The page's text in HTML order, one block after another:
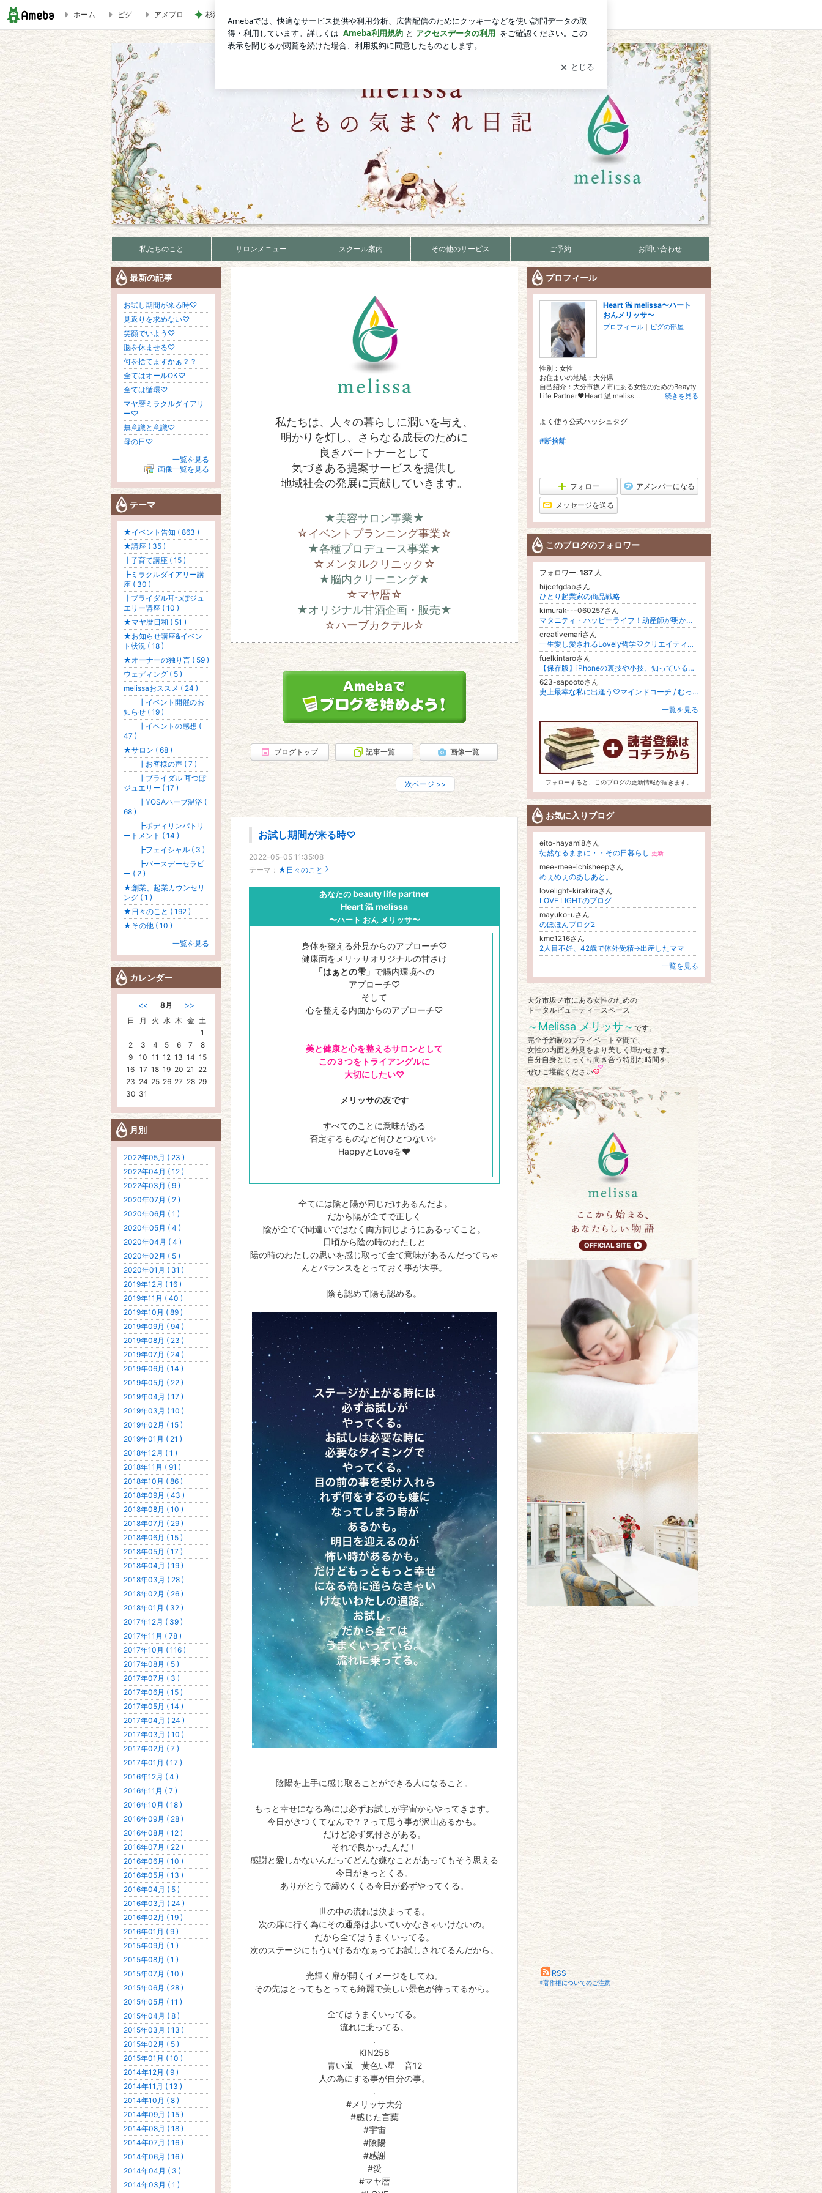
メリッサともの気まぐれ日記♡
ホーム ピグ アメブロ 杉浦太陽 ハイハイと歩き始めた次女 ログイン
私たちは、人々の暮らしに潤いを与え、
明かりを灯し、さらなる成長のために
良きパートナーとして
気づきある提案サービスを提供し
地域社会の発展に貢献していきます。
★美容サロン事業★
☆イベントプランニング事業☆
★各種プロデュース事業★
☆メンタルクリニック☆
★脳内クリーニング★
☆マヤ暦☆
★オリジナル甘酒企画・販売★
☆ハーブカクテル☆
ブログトップ 記事一覧 画像一覧
次ページ >>
お試し期間が来る時♡
2022-05-05 11:35:08
テーマ： ★日々のこと
あなたのbeauty life partner
Heart 温 melissa
〜ハート おん メリッサ〜
身体を整える外見からのアプローチ♡
健康面をメリッサオリジナルの甘さけ
「はぁとの雫」 で腸内環境への
アプローチ♡
そして
心を整える内面からのアプローチ♡
美と健康と心を整えるサロンとして
この３つをトライアングルに
大切にしたい♡
メリッサの友です
すべてのことに意味がある
否定するものなど何ひとつない✨
HappyとLoveを❤️
全てには陰と陽が同じだけあるんだよ。
だから陽が全てで正しく
陰が全てで間違いではなく両方同じようにあるってこと。
日頃から陰の時のわたしと
陽の時のわたしの思いを感じ取って全て意味があるんだってちゃ
んとバランスをとっておく事が大事。
陰も認めて陽も認める。
陰陽を上手に感じ取ることができる人になること。
もっと幸せになる為には必ずお試しが宇宙からやってきます。
今日がきつくてなんで？？って思う事が沢山あるかも。
だけど必ず気付きがある。
それで良かったんだ！
感謝と愛しかないんだってどんな嫌なことがあってもそう思える
今日がきっとくる。
ありがとうで締めくくる今日が必ずやってくる。
世の中の流れは決まってる。
次の扉に行く為にその通路は歩いていかなきゃいけないの。
だから全てはうまくいってる。
次のステージにもういけるかなぁってお試しされてるんだから。
光輝く扉が開くイメージをしてね。
その先はとってもとっても綺麗で美しい景色が待ってるから。
全てはうまくいってる。
流れに乗ってる。
.
KIN258
青い嵐 黄色い星 音12
人の為にする事が自分の事。
.
#メリッサ大分
#感じた言葉
#宇宙
#陰陽
#感謝
#愛
#マヤ暦
プロフィール
Heart 温 melissa〜ハート
おんメリッサ〜
プロフィール ｜ ピグの部屋
性別： 女性
お住まいの地域： 大分県
自己紹介：大分市坂ノ市にある女性のためのBeayty
Life Partner❤️Heart 温 meliss...
続きを見る
よく使う公式ハッシュタグ
#断捨離
フォロー アメンバーになる
メッセージを送る
このブログのフォロワー
フォロワー: 187 人
hijcefgdabさん
ひとり起業家の商品戦略
kimurak---060257さん
マタニティ・ハッピーライフ！助産師が明かす母子ケアの智恵
creativemariさん
一生愛し愛されるLovely哲学♡クリエイティブスクール♡
fuelkintaroさん
【保存版】iPhoneの裏技や小技、知っていると便利な機能を教えます
623-sapootoさん
史上最幸な私に出逢う♡マインドコーチ / むっちゃん（木村むつみ）
一覧を見る
フォローすると、このブログの更新情報が届きます。
お気に入りブログ
eito-hayami8さん
徒然なるままに・・その日暮らし 更新
mee-mee-ichisheepさん
めぇめぇのあしあと。
lovelight-kirakiraさん
LOVE LIGHTのブログ
mayuko-uさん
のほほんブログ2
kmc1216さん
2人目不妊、42歳で体外受精→出産したママ
一覧を見る
大分市坂ノ市にある女性のための
トータルビューティースペース
～Melissa メリッサ～ です。
完全予約制のプライベート空間で、
女性の内面と外見をより美しく輝かせます。
自分自身とじっくり向き合う特別な時間を、
ぜひご堪能ください
私たちのこと サロンメニュー スクール案内 その他のサービス ご予約 お問い合わせ
RSS
※著作権についてのご注意
最新の記事
お試し期間が来る時♡
見返りを求めない♡
笑顔でいよう♡
脳を休ませる♡
何を捨てますかぁ？？
全てはオールOK♡
全ては循環♡
マヤ暦ミラクルダイアリ
ー♡
無意識と意識♡
母の日♡
一覧を見る
画像一覧を見る
テーマ
★イベント告知 ( 863 )
★講座 ( 35 )
┣子育て講座 ( 15 )
┣ミラクルダイアリー講
座 ( 30 )
┣ブライダル耳つぼジュ
エリー講座 ( 10 )
★マヤ暦日和 ( 51 )
★お知らせ講座&イベン
ト状況 ( 18 )
★オーナーの独り言 ( 59 )
ウェディング ( 5 )
melissaおススメ ( 24 )
┣イベント開催のお
知らせ ( 19 )
┣イベントの感想 (
47 )
★サロン ( 68 )
┣お客様の声 ( 7 )
┣ブライダル 耳つぼ
ジュエリー ( 17 )
┣YOSAハーブ温浴 (
68 )
┣ボディリンパトリ
ートメント ( 14 )
┣フェイシャル ( 3 )
┣バースデーセラピ
ー ( 2 )
★創業、起業カウンセリ
ング ( 1 )
★日々のこと ( 192 )
★その他 ( 10 )
一覧を見る
カレンダー
<< 8月
>>
日
月 火 水 木 金 土
1
2
3 4 5 6 7
8
9
10 11 12 13 14 15
16 17 18 19 20 21 22
23 24 25 26 27 28 29
30 31
月別
2022年05月 ( 23 )
2022年04月 ( 12 )
2022年03月 ( 9 )
2020年07月 ( 2 )
2020年06月 ( 1 )
2020年05月 ( 4 )
2020年04月 ( 4 )
2020年02月 ( 5 )
2020年01月 ( 31 )
2019年12月 ( 16 )
2019年11月 ( 40 )
2019年10月 ( 89 )
2019年09月 ( 94 )
2019年08月 ( 23 )
2019年07月 ( 24 )
2019年06月 ( 14 )
2019年05月 ( 22 )
2019年04月 ( 17 )
2019年03月 ( 10 )
2019年02月 ( 15 )
2019年01月 ( 21 )
2018年12月 ( 1 )
2018年11月 ( 91 )
2018年10月 ( 86 )
2018年09月 ( 43 )
2018年08月 ( 10 )
2018年07月 ( 29 )
2018年06月 ( 15 )
2018年05月 ( 17 )
2018年04月 ( 19 )
2018年03月 ( 28 )
2018年02月 ( 26 )
2018年01月 ( 32 )
2017年12月 ( 39 )
2017年11月 ( 78 )
2017年10月 ( 116 )
2017年08月 ( 5 )
2017年07月 ( 3 )
2017年06月 ( 15 )
2017年05月 ( 14 )
2017年04月 ( 24 )
2017年03月 ( 10 )
2017年02月 ( 7 )
2017年01月 ( 17 )
2016年12月 ( 4 )
2016年11月 ( 7 )
2016年10月 ( 18 )
2016年09月 ( 28 )
2016年08月 ( 12 )
2016年07月 ( 22 )
2016年06月 ( 10 )
2016年05月 ( 13 )
2016年04月 ( 5 )
2016年03月 ( 24 )
2016年02月 ( 19 )
2016年01月 ( 9 )
2015年09月 ( 1 )
2015年08月 ( 1 )
2015年07月 ( 10 )
2015年06月 ( 28 )
2015年05月 ( 11 )
2015年04月 ( 8 )
2015年03月 ( 13 )
2015年02月 ( 5 )
2015年01月 ( 10 )
2014年12月 ( 9 )
2014年11月 ( 13 )
2014年10月 ( 8 )
2014年09月 ( 15 )
2014年08月 ( 18 )
2014年07月 ( 16 )
2014年06月 ( 16 )
2014年04月 ( 3 )
2014年03月 ( 1 )